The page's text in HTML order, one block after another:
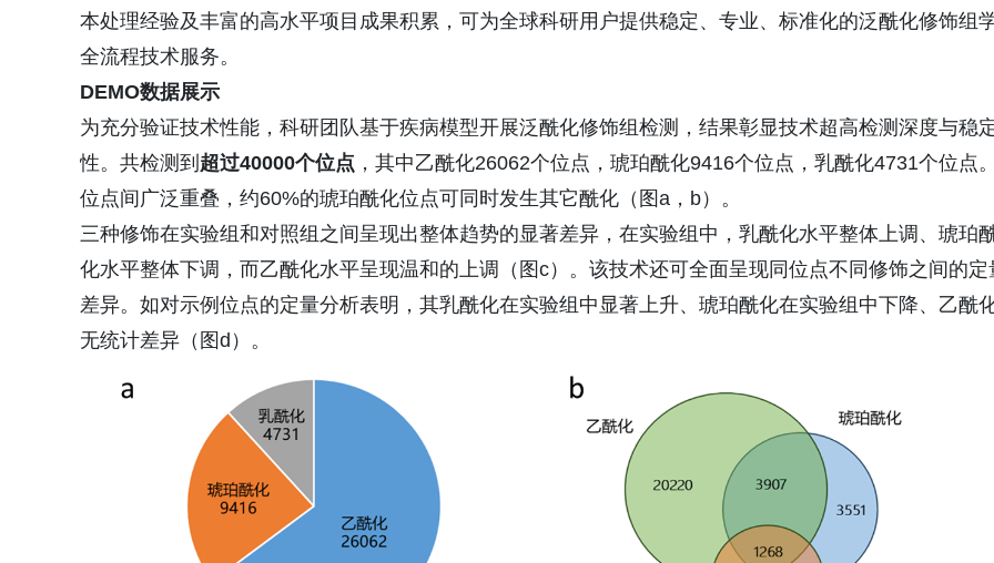
本处理经验及丰富的高水平项目成果积累，可为全球科研用户提供稳定、专业、标准化的泛酰化修饰组
全流程技术服务。
DEMO数据展示
为充分验证技术性能，科研团队基于疾病模型开展泛酰化修饰组检测，结果彰显技术超高检测深度与稳
性。共检测到 超过40000个位点 ，其中乙酰化26062个位点，琥珀酰化9416个位点，乳酰化4731个位点
位点间广泛重叠，约60%的琥珀酰化位点可同时发生其它酰化（图a，b）。
三种修饰在实验组和对照组之间呈现出整体趋势的显著差异，在实验组中，乳酰化水平整体上调、琥珀
化水平整体下调，而乙酰化水平呈现温和的上调（图c）。该技术还可全面呈现同位点不同修饰之间的定
差异。如对示例位点的定量分析表明，其乳酰化在实验组中显著上升、琥珀酰化在实验组中下降、乙酰
无统计差异（图d）。